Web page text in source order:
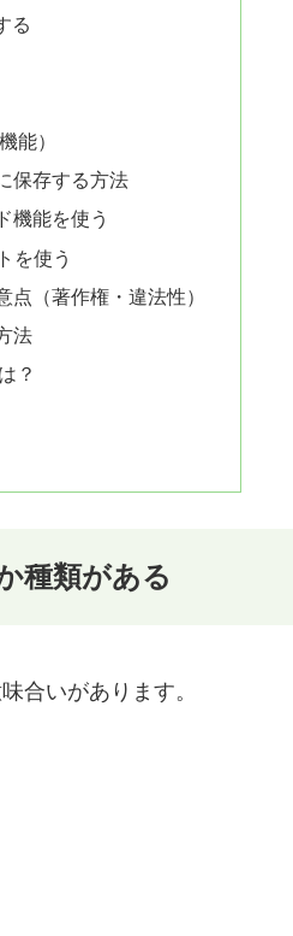
る
能）
保存する方法
機能を使う
を使う
（著作権・違法性）
法
？
種類がある
合いがあります。